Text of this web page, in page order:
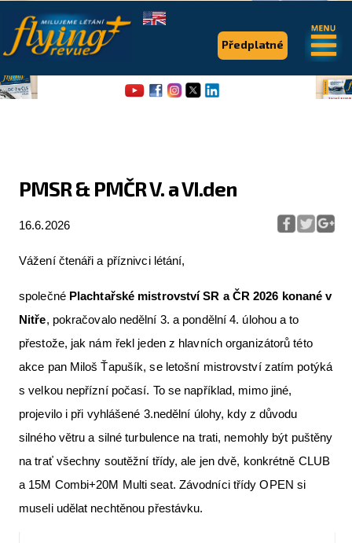
PMSR & PMČR V. a VI.den
16.6.2026
Vážení čtenáři a příznivci létání,
společné Plachtařské mistrovství SR a ČR 2026 konané v
Nitře, pokračovalo nedělní 3. a pondělní 4. úlohou a to
přestože, jak nám řekl jeden z hlavních organizátorů této
akce pan Miloš Ťapušík, se letošní mistrovství zatím potýká
s velkou nepřízní počasí. To se například, mimo jiné,
projevilo i při vyhlášené 3.nedělní úlohy, kdy z důvodu
silného větru a silné turbulence na trati, nemohly být puštěny
na trať všechny soutěžní třídy, ale jen dvě, konkrétně CLUB
a 15M Combi+20M Multi seat. Závodníci třídy OPEN si
museli udělat nechtěnou přestávku.
Předplatné
.
Série & speciály
Letecká videa
Aktuální FR + archiv
Letecká muzea
VFR Communication app